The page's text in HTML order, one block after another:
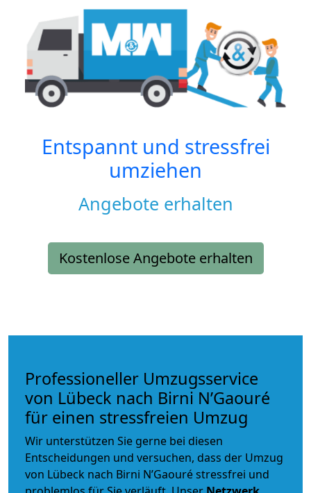
Entspannt und stressfrei
umziehen
Angebote erhalten
Kostenlose Angebote erhalten
Professioneller Umzugsservice
von Lübeck nach Birni N’Gaouré
für einen stressfreien Umzug
Wir unterstützen Sie gerne bei diesen
Entscheidungen und versuchen, dass der Umzug
von Lübeck nach Birni N’Gaouré stressfrei und